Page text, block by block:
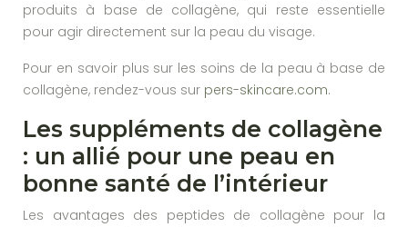
produits à base de collagène, qui reste essentielle
pour agir directement sur la peau du visage.
Pour en savoir plus sur les soins de la peau à base de
collagène, rendez-vous sur pers-skincare.com.
Les suppléments de collagène
: un allié pour une peau en
bonne santé de l’intérieur
Les avantages des peptides de collagène pour la